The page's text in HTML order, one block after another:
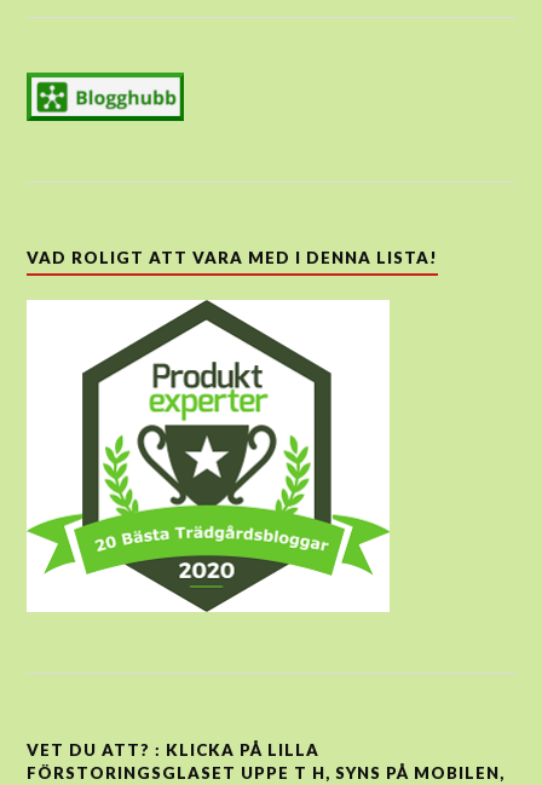
VAD ROLIGT ATT VARA MED I DENNA LISTA!
VET DU ATT? : KLICKA PÅ LILLA
FÖRSTORINGSGLASET UPPE T H, SYNS PÅ MOBILEN,